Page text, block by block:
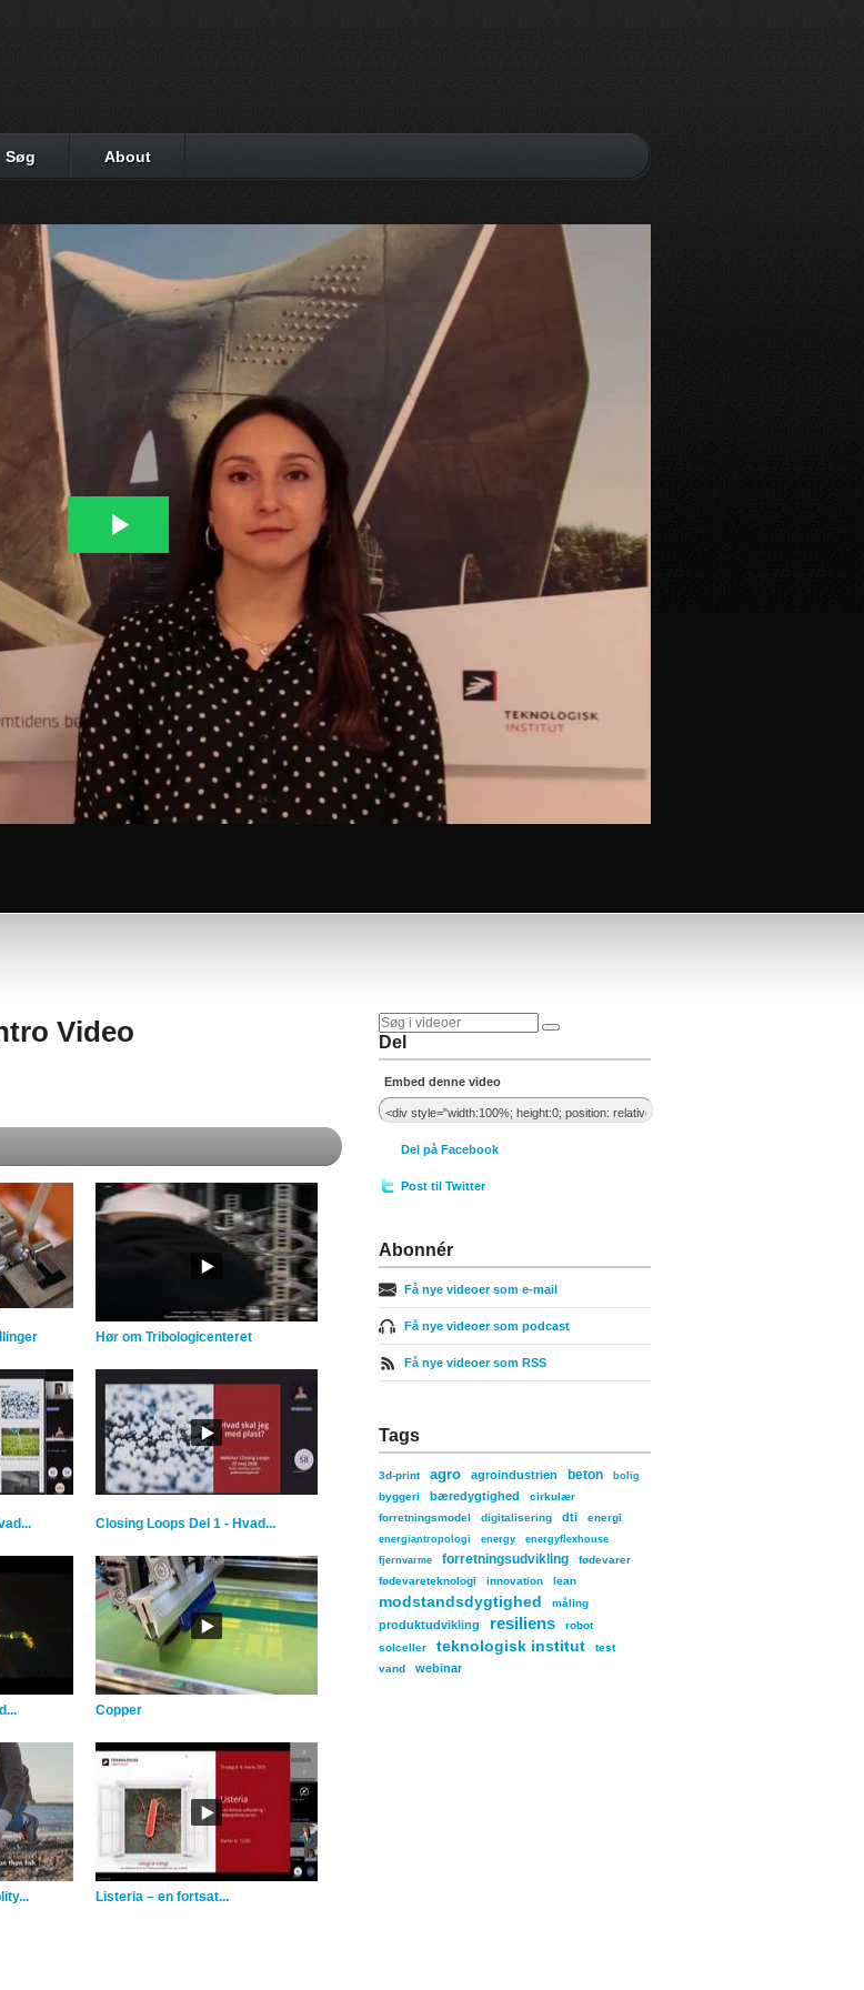
Søg About
Del
Embed denne video
Del på Facebook
Post til Twitter
Abonnér
Få nye videoer som e-mail
Få nye videoer som podcast
Få nye videoer som RSS
Tags
3d-print agro agroindustrien beton bolig
byggeri bæredygtighed
cirkulær
forretningsmodel
digitalisering dti energi
energiantropologi energy
energyflexhouse
fjernvarme
forretningsudvikling
fødevarer
fødevareteknologi
innovation lean
modstandsdygtighed måling
produktudvikling resiliens
robot
solceller
teknologisk institut
test
vand
webinar
Video
Hør om Tribologicenteret
Closing Loops Del 1 - Hvad...
Copper
Listeria – en fortsat...